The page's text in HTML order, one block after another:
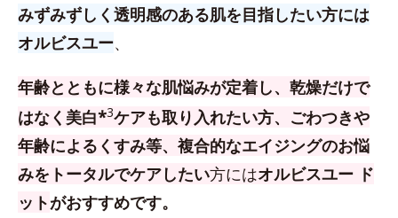
みずみずしく透明感のある肌を目指したい方には
オルビスユー、
年齢とともに様々な肌悩みが定着し、乾燥だけで
はなく美白*3ケアも取り入れたい方、 ごわつきや
年齢によるくすみ等、複合的なエイジングのお悩
みをトータルでケアしたい方にはオルビスユー ド
ットがおすすめです。